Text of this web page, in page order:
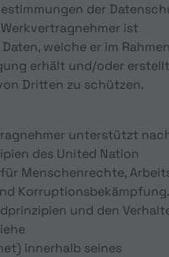
der
ist
welche er im
erhält und/oder
Dritten zu schützen.
unterstützt
des United Nation
Menschenrechte,
Korruptionsbekämpfung.
und den
innerhalb seines